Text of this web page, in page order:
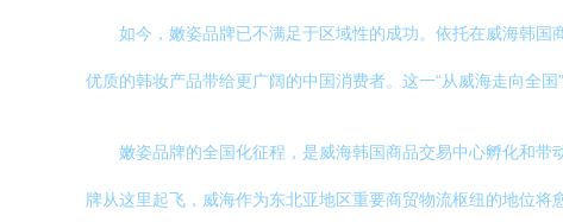
如今，嫩姿品牌已不满足于区域性的成功。依托在威海韩
优质的韩妆产品带给更广阔的中国消费者。这一“从威海走向全
嫩姿品牌的全国化征程，是威海韩国商品交易中心孵化和
牌从这里起飞，威海作为东北亚地区重要商贸物流枢纽的地位